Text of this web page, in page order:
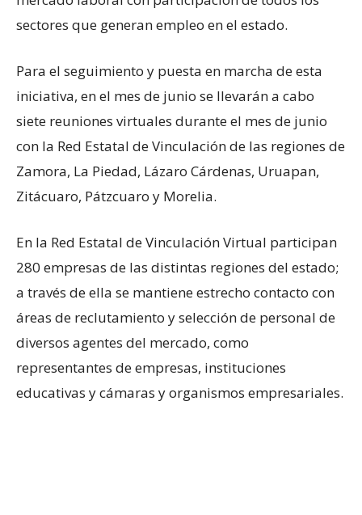
sectores que generan empleo en el estado.
Para el seguimiento y puesta en marcha de esta
iniciativa, en el mes de junio se llevarán a cabo
siete reuniones virtuales durante el mes de junio
con la Red Estatal de Vinculación de las regiones de
Zamora, La Piedad, Lázaro Cárdenas, Uruapan,
Zitácuaro, Pátzcuaro y Morelia.
En la Red Estatal de Vinculación Virtual participan
280 empresas de las distintas regiones del estado;
a través de ella se mantiene estrecho contacto con
áreas de reclutamiento y selección de personal de
diversos agentes del mercado, como
representantes de empresas, instituciones
educativas y cámaras y organismos empresariales.